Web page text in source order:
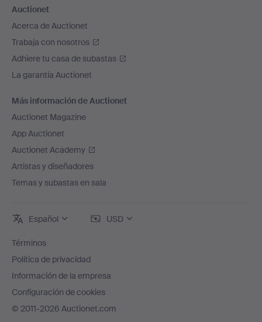
Auctionet
Acerca de Auctionet
Trabaja con nosotros
Adhiere tu casa de subastas
La garantía Auctionet
Más información de Auctionet
Auctionet Magazine
App Auctionet
Auctionet Academy
Artistas y diseñadores
Temas y subastas en sala
Español USD
Términos
Política de privacidad
Información de la empresa
Configuración de cookies
© 2011-2026 Auctionet.com